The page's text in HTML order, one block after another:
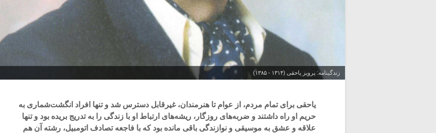
زندگینامه: پرویز یاحقی (۱۳۱۴ - ۱۳۸۵)
یاحقی برای تمام مردم، از عوام تا هنرمندان، غیرقابل دسترس شد و تنها افراد انگشت‌شماری به
حریم او راه داشتند و ضربه‌های روزگار، ریشه‌های ارتباط او با زندگی را به تدریج بریده بود و تنها
علاقه و عشق به موسیقی و نوازندگی باقی مانده بود که با فاجعه تصادف اتومبیل، رشته آن هم